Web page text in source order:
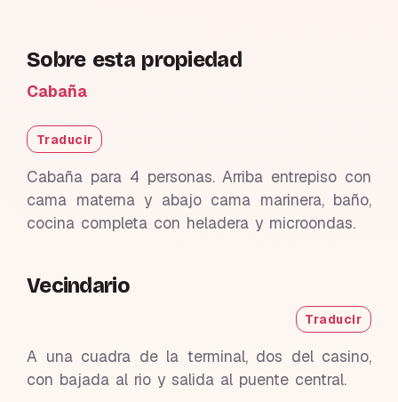
Sobre esta propiedad
Cabaña
Traducir
Cabaña para 4 personas. Arriba entrepiso con
cama materna y abajo cama marinera, baño,
cocina completa con heladera y microondas.
Vecindario
Traducir
A una cuadra de la terminal, dos del casino,
con bajada al rio y salida al puente central.